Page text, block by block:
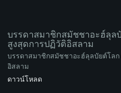
บรรดาสมาชิกสมัชชาอะฮ์ลุล
สูงสุดการปฏิวัติอิสลาม
บรรดาสมาชิกสมัชชาอะฮ์ลุลบัยต์โล
อิสลาม
ดาวน์โหลด